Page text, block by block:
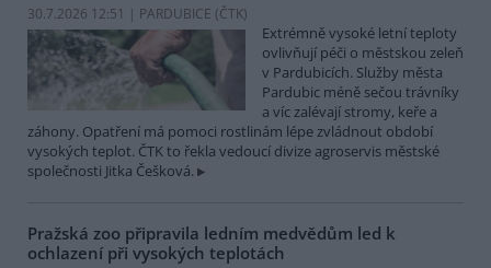
30.7.2026 12:51 | PARDUBICE (ČTK)
Extrémně vysoké letní teploty
ovlivňují péči o městskou zeleň
v Pardubicích. Služby města
Pardubic méně sečou trávníky
a víc zalévají stromy, keře a
záhony. Opatření má pomoci rostlinám lépe zvládnout období
vysokých teplot. ČTK to řekla vedoucí divize agroservis městské
společnosti Jitka Češková.
Pražská zoo připravila ledním medvědům led k
ochlazení při vysokých teplotách